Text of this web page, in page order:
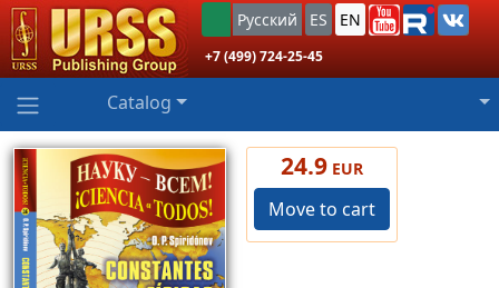
Русский ES EN
+7 (499) 724-25-45
Catalog
24.9EUR
Move to cart